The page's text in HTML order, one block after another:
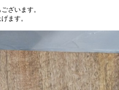
ざいます。
ます。